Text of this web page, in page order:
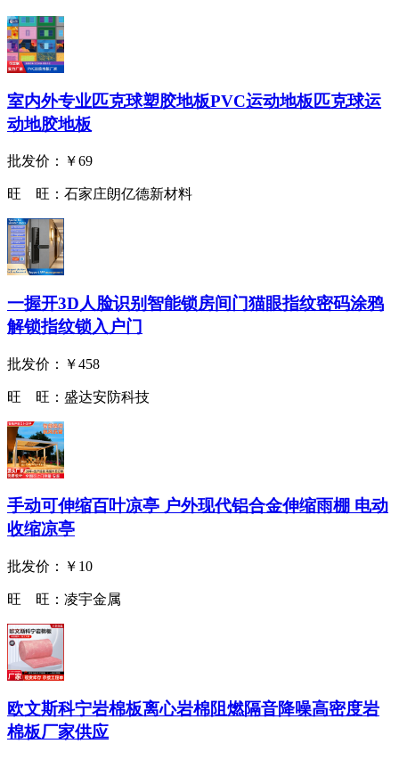
室内外专业匹克球塑胶地板PVC运动地板匹克球运
动地胶地板
批发价： ￥69
旺 旺： 石家庄朗亿德新材料
一握开3D人脸识别智能锁房间门猫眼指纹密码涂鸦
解锁指纹锁入户门
批发价： ￥458
旺 旺： 盛达安防科技
手动可伸缩百叶凉亭 户外现代铝合金伸缩雨棚 电动
收缩凉亭
批发价： ￥10
旺 旺： 凌宇金属
欧文斯科宁岩棉板离心岩棉阻燃隔音降噪高密度岩
棉板厂家供应